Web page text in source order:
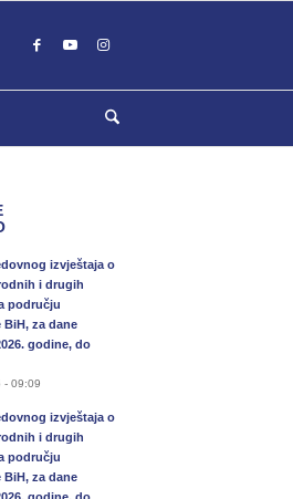
izvještaja o
i drugih
području
BiH, za dane
godine, do
- 09:09
izvještaja o
i drugih
području
BiH, za dane